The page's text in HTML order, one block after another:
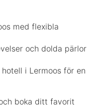
med flexibla
och dolda pärlor
i Lermoos för en
boka ditt favorit